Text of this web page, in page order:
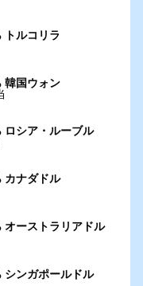
ルコリラ
国ウォン
シア・ルーブル
ナダドル
ーストラリアドル
ンガポールドル